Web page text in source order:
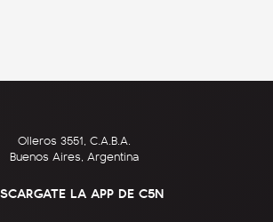
Olleros 3551, C.A.B.A.
Buenos Aires, Argentina
LA APP DE C5N